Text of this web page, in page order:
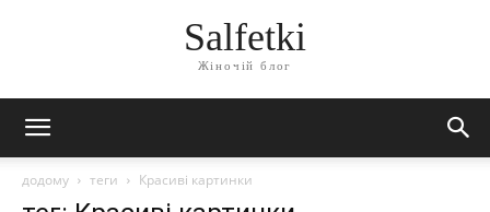
Salfetki
Жіночій блог
додому теги Красиві картинки